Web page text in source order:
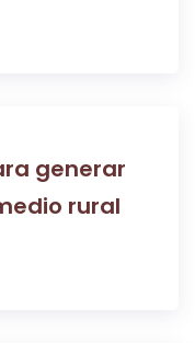
generar
rural